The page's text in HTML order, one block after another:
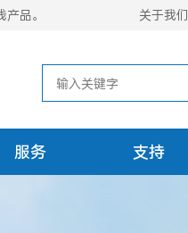
品。 关于我们
服务 支持